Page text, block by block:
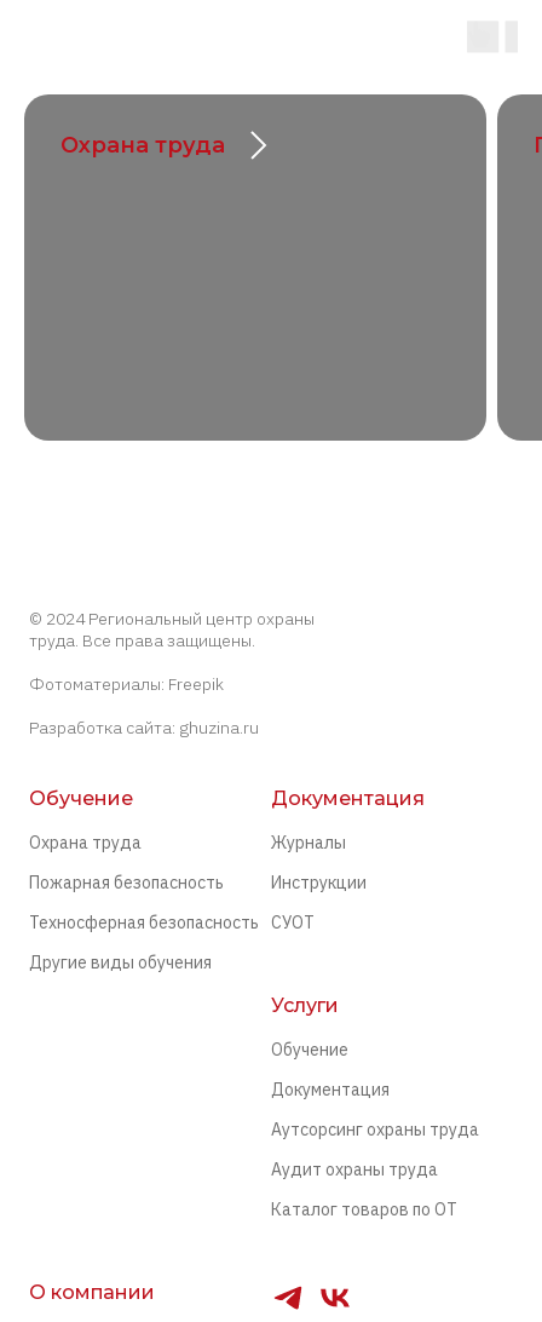
Охрана труда
© 2024 Региональный центр охраны
труда. Все права защищены.
Фотоматериалы: Freepik
Разработка сайта: ghuzina.ru
Обучение
Охрана труда
Пожарная безопасность
Техносферная безопасность
Другие виды обучения
Документация
Журналы
Инструкции
СУОТ
Услуги
Обучение
Документация
Аутсорсинг охраны труда
Аудит охраны труда
Каталог товаров по ОТ
О компании